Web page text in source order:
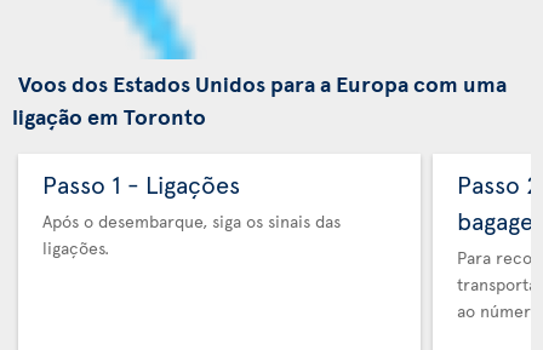
Voos dos Estados Unidos para a Europa com uma
ligação em Toronto
Passo 1 - Ligações
Após o desembarque, siga os sinais das
ligações.
Passo
Para
ao